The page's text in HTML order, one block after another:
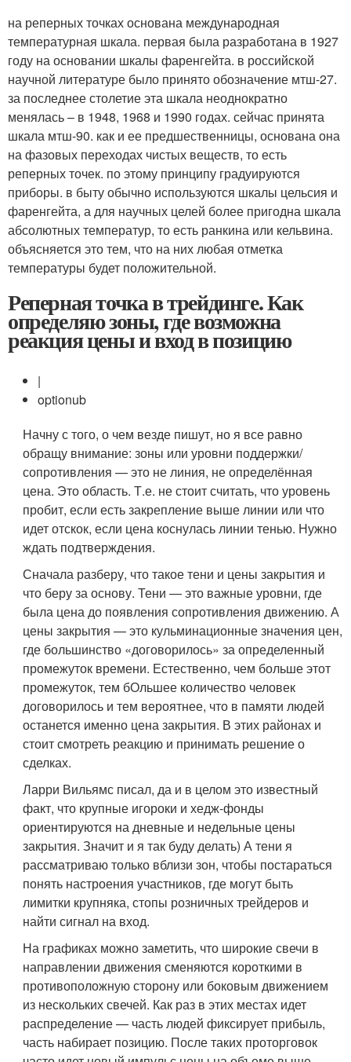
на реперных точках основана международная
температурная шкала. первая была разработана в 1927
году на основании шкалы фаренгейта. в российской
научной литературе было принято обозначение мтш-27.
за последнее столетие эта шкала неоднократно
менялась – в 1948, 1968 и 1990 годах. сейчас принята
шкала мтш-90. как и ее предшественницы, основана она
на фазовых переходах чистых веществ, то есть
реперных точек. по этому принципу градуируются
приборы. в быту обычно используются шкалы цельсия и
фаренгейта, а для научных целей более пригодна шкала
абсолютных температур, то есть ранкина или кельвина.
объясняется это тем, что на них любая отметка
температуры будет положительной.
Реперная точка в трейдинге. Как
определяю зоны, где возможна
реакция цены и вход в позицию
|
optionub
Начну с того, о чем везде пишут, но я все равно
обращу внимание: зоны или уровни поддержки/
сопротивления — это не линия, не определённая
цена. Это область. Т.е. не стоит считать, что уровень
пробит, если есть закрепление выше линии или что
идет отскок, если цена коснулась линии тенью. Нужно
ждать подтверждения.
Сначала разберу, что такое тени и цены закрытия и
что беру за основу. Тени — это важные уровни, где
была цена до появления сопротивления движению. А
цены закрытия — это кульминационные значения цен,
где большинство «договорилось» за определенный
промежуток времени. Естественно, чем больше этот
промежуток, тем бОльшее количество человек
договорилось и тем вероятнее, что в памяти людей
останется именно цена закрытия. В этих районах и
стоит смотреть реакцию и принимать решение о
сделках.
Ларри Вильямс писал, да и в целом это известный
факт, что крупные игороки и хедж-фонды
ориентируются на дневные и недельные цены
закрытия. Значит и я так буду делать) А тени я
рассматриваю только вблизи зон, чтобы постараться
понять настроения участников, где могут быть
лимитки крупняка, стопы розничных трейдеров и
найти сигнал на вход.
На графиках можно заметить, что широкие свечи в
направлении движения сменяются короткими в
противоположную сторону или боковым движением
из нескольких свечей. Как раз в этих местах идет
распределение — часть людей фиксирует прибыль,
часть набирает позицию. После таких проторговок